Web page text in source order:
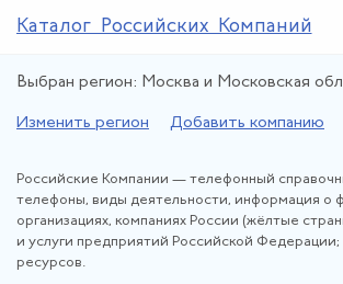
Каталог Российских Компаний
Выбран регион: Москва и Московская
Изменить регион Добавить компанию
Российские Компании — телефонный
телефоны, виды деятельности, информация о
организациях, компаниях России (жёлтые
и услуги предприятий Российской Федерации;
ресурсов.